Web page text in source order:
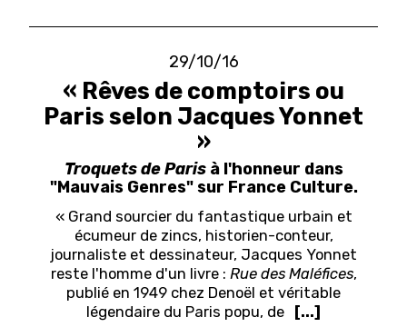
29/10/16
« Rêves de comptoirs ou
Paris selon Jacques Yonnet
»
Troquets de Parisà l'honneur dans
"Mauvais Genres" sur France Culture.
« Grand sourcier du fantastique urbain et
écumeur de zincs, historien-conteur,
journaliste et dessinateur, Jacques Yonnet
reste l'homme d'un livre : Rue des Maléfices,
publié en 1949 chez Denoël et véritable
légendaire du Paris popu, de
[...]